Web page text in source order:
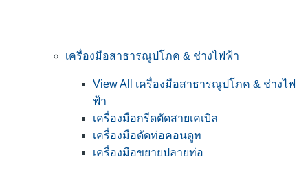
เครื่องมือสาธารณูปโภค & ช่างไฟฟ้า
View All เครื่องมือสาธารณูปโภค & ช่างไฟ
ฟ้า
เครื่องมือกรีดตัดสายเคเบิล
เครื่องมือดัดท่อคอนดูท
เครื่องมือขยายปลายท่อ